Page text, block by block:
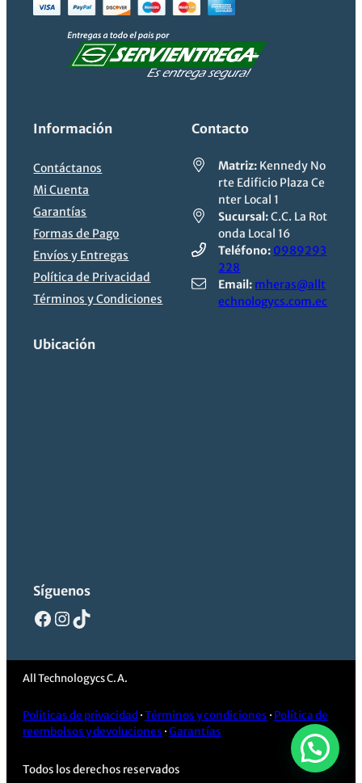
Información
Contáctanos
Mi Cuenta
Garantías
Formas de Pago
Envíos y Entregas
Política de Privacidad
Términos y Condiciones
Contacto
Matriz: Kennedy No
rte Edificio Plaza Ce
nter Local 1
Sucursal:C.C. La Rot
onda Local 16
Teléfono: 0989293
228
Email: mheras@allt
echnologycs.com.ec
Ubicación
Síguenos
Facebook
Instagram
TikTok
All Technologycs C.A.
Políticas de privacidad ·Términos y condiciones · Política de
reembolsos y devoluciones ·Garantías
Todos los derechos reservados